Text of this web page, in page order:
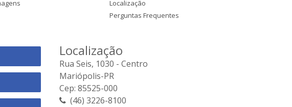
Localização
Perguntas Frequentes
Localização
Rua Seis, 1030 - Centro
Mariópolis-PR
Cep: 85525-000
(46) 3226-8100